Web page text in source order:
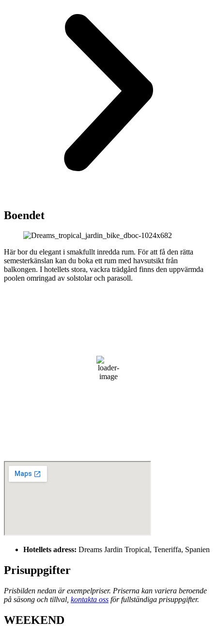
Boendet
Här bor du elegant i smakfullt inredda rum. För att få den rätta
semesterkänslan kan du boka ett rum med havsutsikt från
balkongen. I hotellets stora, vackra trädgård finns den uppvärmda
poolen omringad av solstolar och parasoll.
Hotellets adress: Dreams Jardin Tropical, Teneriffa, Spanien
Prisuppgifter
Prisbilden nedan är exempelpriser. Priserna kan variera beroende
på säsong och tillval, kontakta oss för fullständiga prisuppgifter.
WEEKEND